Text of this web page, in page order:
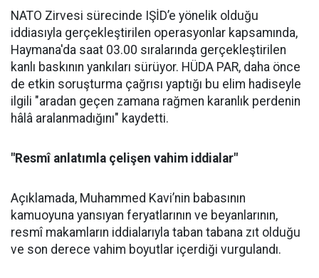
NATO Zirvesi sürecinde IŞİD’e yönelik olduğu
iddiasıyla gerçekleştirilen operasyonlar kapsamında,
Haymana'da saat 03.00 sıralarında gerçekleştirilen
kanlı baskının yankıları sürüyor. HÜDA PAR, daha önce
de etkin soruşturma çağrısı yaptığı bu elim hadiseyle
ilgili "aradan geçen zamana rağmen karanlık perdenin
hâlâ aralanmadığını" kaydetti.
"Resmî anlatımla çelişen vahim iddialar"
Açıklamada, Muhammed Kavi’nin babasının
kamuoyuna yansıyan feryatlarının ve beyanlarının,
resmî makamların iddialarıyla taban tabana zıt olduğu
ve son derece vahim boyutlar içerdiği vurgulandı.